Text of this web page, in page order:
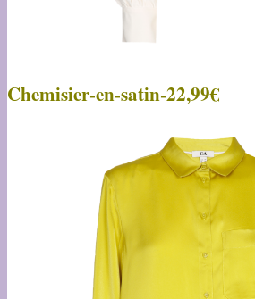
Chemisier-en-satin-22,99€